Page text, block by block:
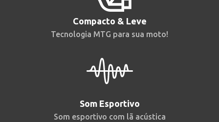
Compacto & Leve
Tecnologia MTG para sua moto!
Som Esportivo
Som esportivo com lã acústica